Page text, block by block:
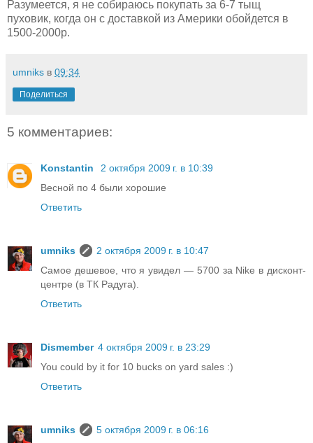
Разумеется, я не собираюсь покупать за 6-7 тыщ
пуховик, когда он с доставкой из Америки обойдется в
1500-2000р.
umniks в 09:34
Поделиться
5 комментариев:
Konstantin
2 октября 2009 г. в 10:39
Весной по 4 были хорошие
Ответить
umniks
2 октября 2009 г. в 10:47
Самое дешевое, что я увидел — 5700 за Nike в дисконт-
центре (в ТК Радуга).
Ответить
Dismember 4 октября 2009 г. в 23:29
You could by it for 10 bucks on yard sales :)
Ответить
umniks
5 октября 2009 г. в 06:16